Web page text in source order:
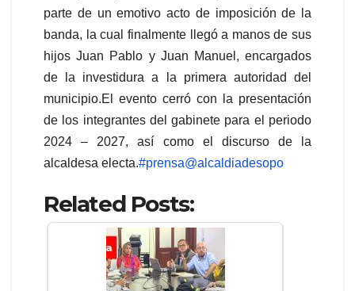
parte de un emotivo acto de imposición de la
banda, la cual finalmente llegó a manos de sus
hijos Juan Pablo y Juan Manuel, encargados
de la investidura a la primera autoridad del
municipio.El evento cerró con la presentación
de los integrantes del gabinete para el periodo
2024 – 2027, así como el discurso de la
alcaldesa electa.#prensa@alcaldiadesopo
Related Posts: